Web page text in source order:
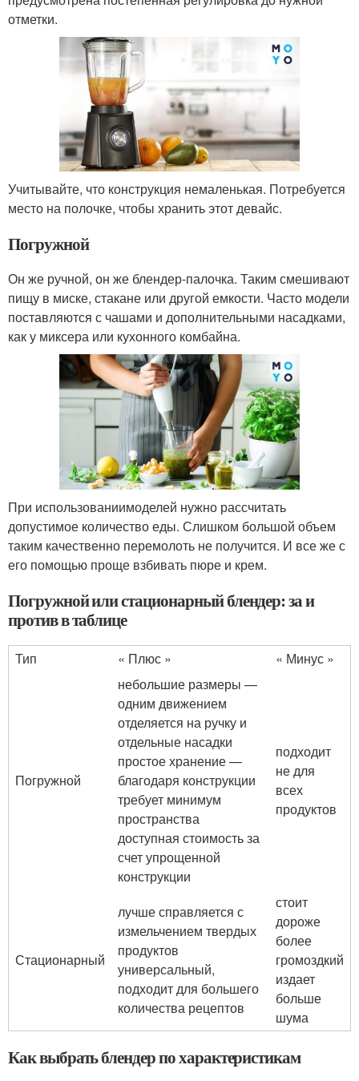
отметки.
Учитывайте, что конструкция немаленькая. Потребуется
место на полочке, чтобы хранить этот девайс.
Погружной
Он же ручной, он же блендер-палочка. Таким смешивают
пищу в миске, стакане или другой емкости. Часто модели
поставляются с чашами и дополнительными насадками,
как у миксера или кухонного комбайна.
При использованиимоделей нужно рассчитать
допустимое количество еды. Слишком большой объем
таким качественно перемолоть не получится. И все же с
его помощью проще взбивать пюре и крем.
Погружной или стационарный блендер: за и
против в таблице
Тип «‎ Плюс » «‎ Минус »
Погружной
небольшие размеры —
одним движением
отделяется на ручку и
отдельные насадки
простое хранение —
благодаря конструкции
требует минимум
пространства
доступная стоимость за
счет упрощенной
конструкции
подходит
не для
всех
продуктов
Стационарный
лучше справляется с
измельчением твердых
продуктов
универсальный,
подходит для большего
количества рецептов
стоит
дороже
более
громоздкий
издает
больше
шума
Как выбрать блендер по характеристикам